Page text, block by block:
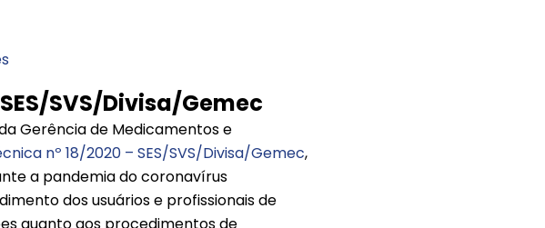
SVS/Divisa/Gemec
Gerência de Medicamentos e
nº 18/2020 – SES/SVS/Divisa/Gemec,
a pandemia do coronavírus
dos usuários e profissionais de